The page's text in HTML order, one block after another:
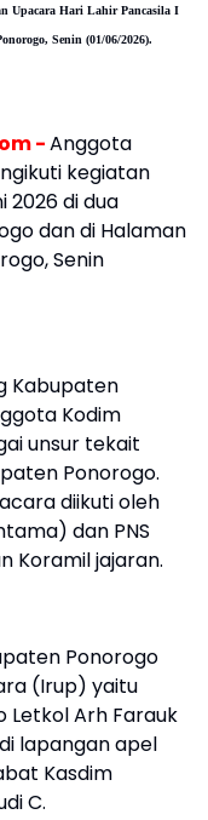
Upacara Hari Lahir Pancasila I
Senin (01/06/2026).
-Anggota
kegiatan
2026 di dua
dan di Halaman
Senin
Kabupaten
Kodim
unsur tekait
Ponorogo.
diikuti oleh
dan PNS
Koramil jajaran.
Ponorogo
(Irup) yaitu
Letkol Arh Farauk
lapangan apel
Kasdim
C.